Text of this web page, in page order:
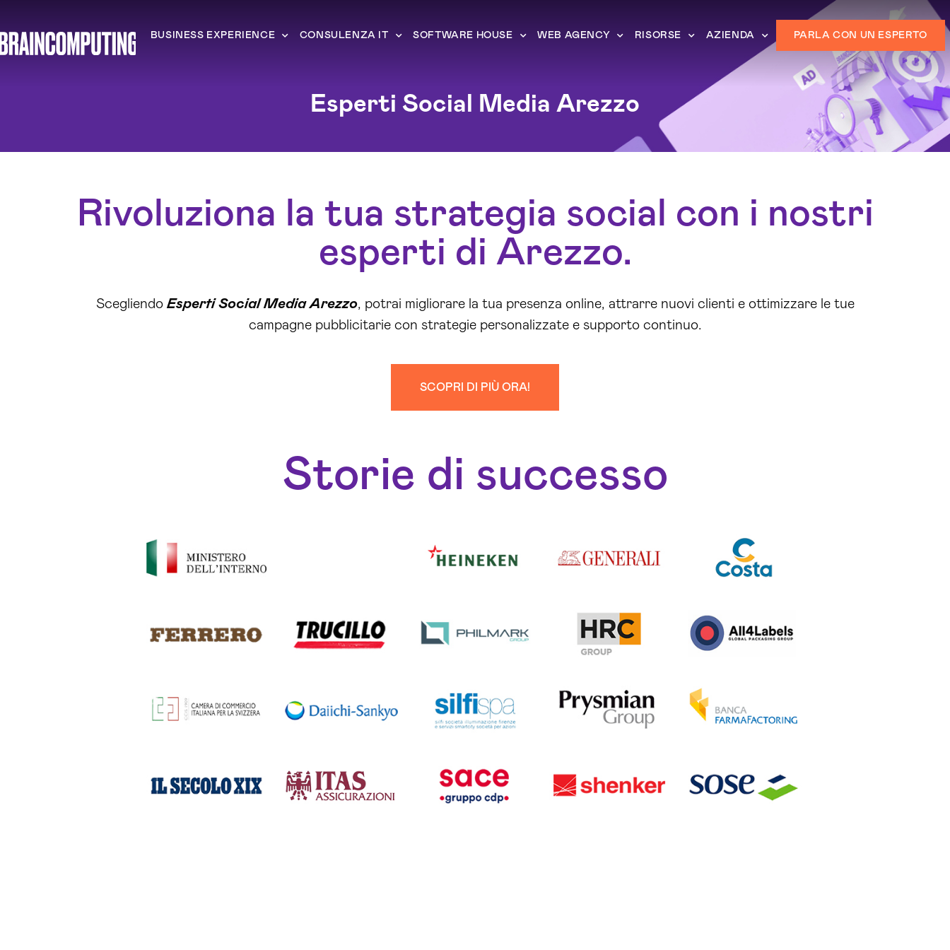
BUSINESS EXPERIENCE CONSULENZA IT SOFTWARE HOUSE WEB AGENCY RISORSE AZIENDA PARLA CON UN ESPERTO
Esperti Social Media Arezzo
Rivoluziona la tua strategia social con i nostri
esperti di Arezzo.
Scegliendo Esperti Social Media Arezzo, potrai migliorare la tua presenza online, attrarre nuovi clienti e ottimizzare le tue
campagne pubblicitarie con strategie personalizzate e supporto continuo.
SCOPRI DI PIÙ ORA!
Storie di successo